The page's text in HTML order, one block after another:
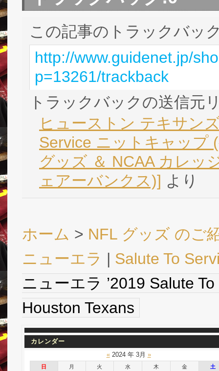
この記事のトラックバッ
http://www.guidenet.jp/
p=13261/trackback
トラックバックの送信元
ヒューストン テキサン
Service ニットキャップ
グッズ ＆ NCAA カレッ
ェアーバンクス)] より
ホーム > NFL グッズ のご
ニューエラ | Salute To
ニューエラ ’2019 Salute
Houston Texans
カレンダー
«2024 年 3月 »
日 月 火 水 木 金 土